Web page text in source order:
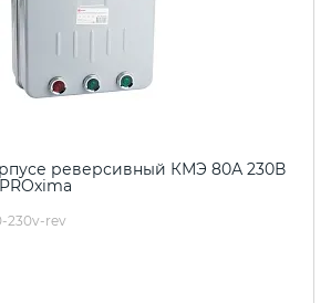
реверсивный КМЭ 80А 230В
230v-rev